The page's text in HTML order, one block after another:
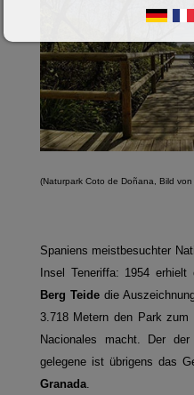
(Naturpark Coto de Doñana, Bild von
Spaniens meistbesuchter
Insel Teneriffa: 1954
Berg Teidedie
3.718 Metern den Park zum
Nacionales macht. Der
gelegene ist übrigens das
Granada.